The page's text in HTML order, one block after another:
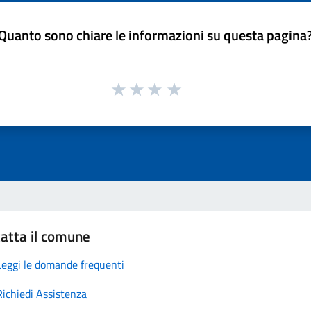
sono chiare le informazioni su questa
il comune
le domande frequenti
Assistenza